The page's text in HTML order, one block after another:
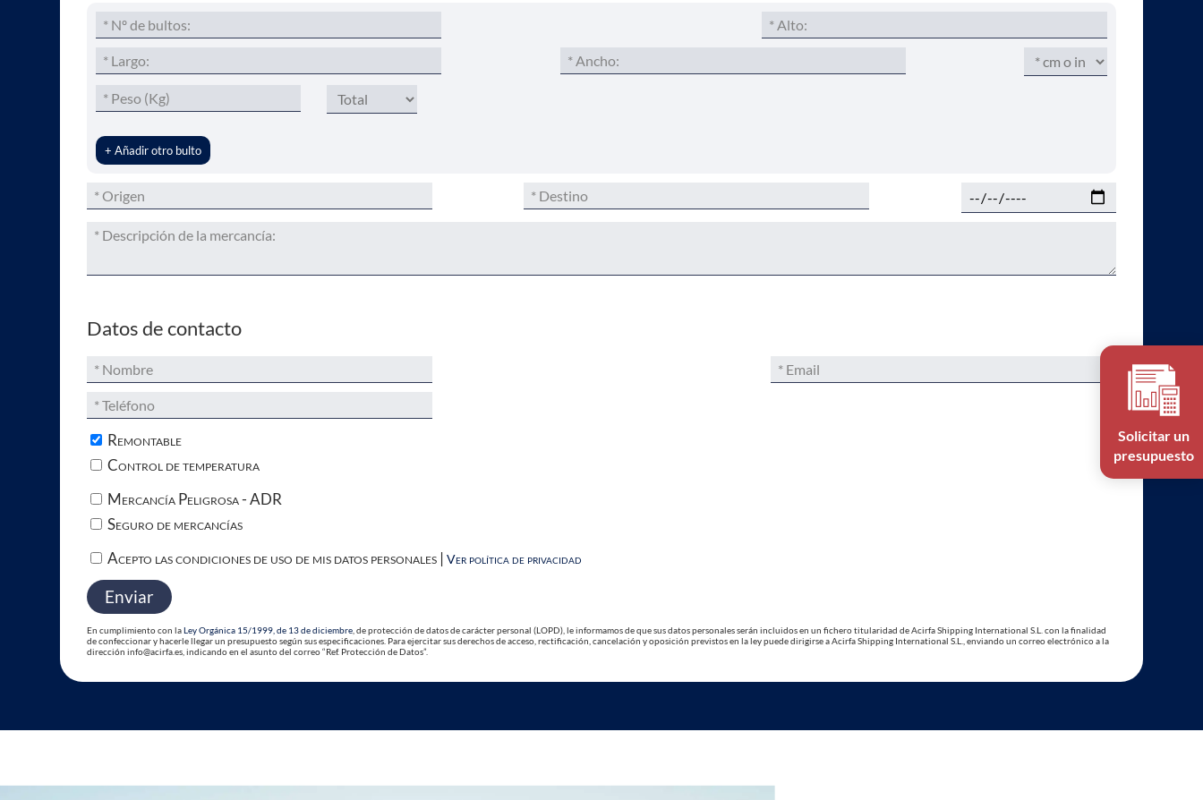
+ Añadir otro bulto
Datos de contacto
Remontable
Control de temperatura
Mercancía Peligrosa - ADR
Seguro de mercancías
Acepto las condiciones de uso de mis datos personales |Ver política de privacidad
En cumplimiento con la Ley Orgánica 15/1999, de 13 de diciembre, de protección de datos de carácter personal (LOPD), le informamos de que sus datos personales serán incluidos en un fichero titularidad de Acirfa Shipping International S.L. con la finalidad
de confeccionar y hacerle llegar un presupuesto según sus especificaciones. Para ejercitar sus derechos de acceso, rectificación, cancelación y oposición previstos en la ley puede dirigirse a Acirfa Shipping International S.L., enviando un correo electrónico a la
dirección info@acirfa.es, indicando en el asunto del correo “Ref. Protección de Datos”.
Solicitar un
presupuesto